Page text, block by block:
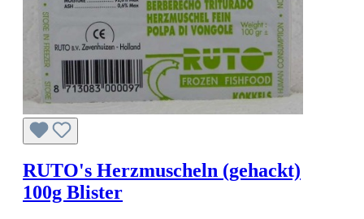
RUTO's Herzmuscheln (gehackt)
100g Blister